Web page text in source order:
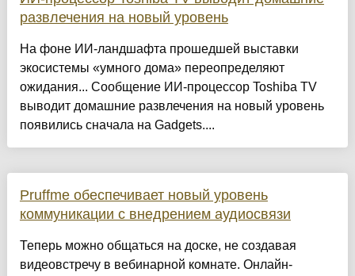
развлечения на новый уровень
На фоне ИИ-ландшафта прошедшей выставки
экосистемы «умного дома» переопределяют
ожидания... Сообщение ИИ-процессор Toshiba TV
выводит домашние развлечения на новый уровень
появились сначала на Gadgets....
Pruffme обеспечивает новый уровень
коммуникации с внедрением аудиосвязи
Теперь можно общаться на доске, не создавая
видеовстречу в вебинарной комнате. Онлайн-